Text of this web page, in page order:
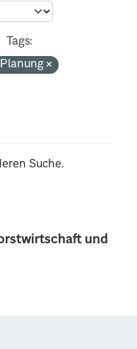
und
Tags:
Planung
Suche.